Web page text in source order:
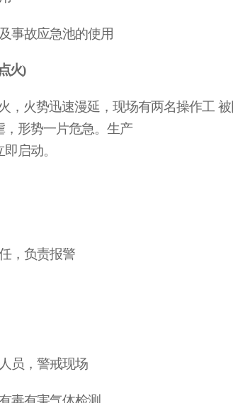
事故应急池的使用
火)
，火势迅速漫延，现场有两名操作工
形势一片危急。生产
启动。
，负责报警
员，警戒现场